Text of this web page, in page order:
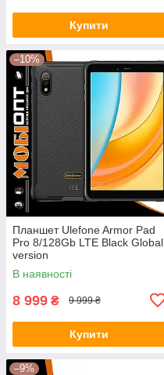
Купити
–10%
Планшет Ulefone Armor Pad
Pro 8/128Gb LTE Black Global
version
В наявності
8 999 ₴ 9 999 ₴
Купити
–9%